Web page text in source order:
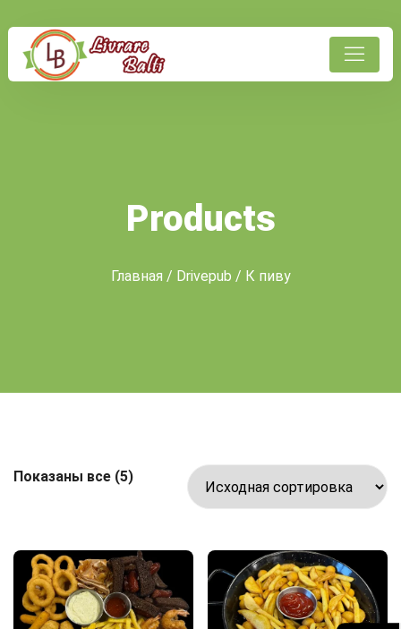
Products
Главная / Drivepub / К пиву
Показаны все (5)